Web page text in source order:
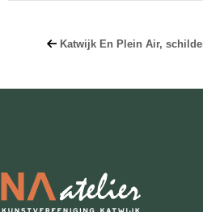
Katwijk En Plein Air,